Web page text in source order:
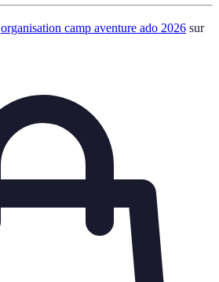
organisation camp aventure ado 2026 sur